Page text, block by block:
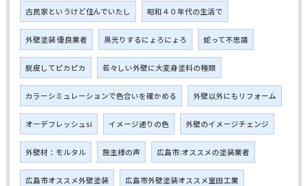
古民家というけど住んでいたし 昭和４０年代の生活で
外壁塗装 優良業者 黒光りするにょろにょろ 蛇って不思議
脱皮してピカピカ 若々しい外壁に大変身塗料の種類
カラーシミュレーションで色合いを確かめる 外壁以外にもリフォーム
オーデフレッシュsi イメージ通りの色 外壁のイメージチェンジ
外壁材：モルタル 施主様の声 広島市:オススメの塗装業者
広島市オススメ外壁塗装 広島市外壁塗装オススメ室田工業